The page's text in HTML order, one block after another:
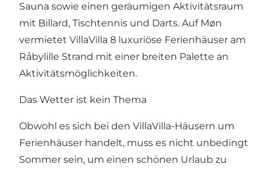
Sauna sowie einen geräumigen Aktivitätsraum
mit Billard, Tischtennis und Darts. Auf Møn
vermietet VillaVilla 8 luxuriöse Ferienhäuser am
Råbylille Strand mit einer breiten Palette an
Aktivitätsmöglichkeiten.
Das Wetter ist kein Thema
Obwohl es sich bei den VillaVilla-Häusern um
Ferienhäuser handelt, muss es nicht unbedingt
Sommer sein, um einen schönen Urlaub zu